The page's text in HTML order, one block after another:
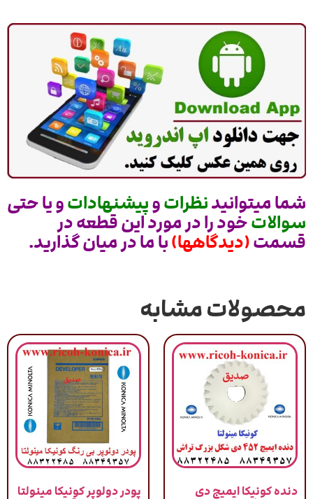
شما میتوانیدنظراتوپیشنهاداتو یا حتی
سوالاتخود را در مورد این قطعه در
قسمت(دیدگاهها)با ما در میان گذارید.
محصولات مشابه
دنده کونیکا ایمیج دی پودر دولوپر کونیکا مینولتا